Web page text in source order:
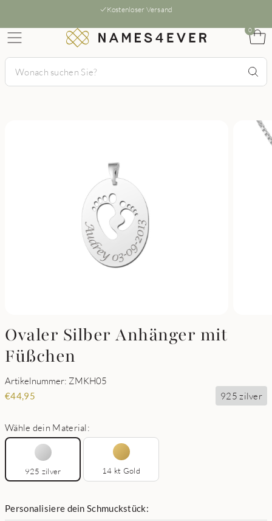
Kostenloser Versand
0
Ovaler Silber Anhänger mit
Füßchen
Artikelnummer: ZMKH05
€44,95 925 zilver
Wähle dein Material:
925 zilver 14 kt Gold
Personalisiere dein Schmuckstück: